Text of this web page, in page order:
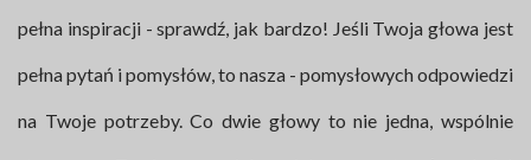
pełna inspiracji - sprawdź, jak bardzo! Jeśli Twoja głowa jest
pełna pytań i pomysłów, to nasza - pomysłowych odpowiedzi
na Twoje potrzeby. Co dwie głowy to nie jedna, wspólnie